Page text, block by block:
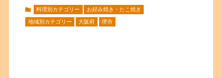
料理別カテゴリー お好み焼き・たこ焼き
地域別カテゴリー 大阪府 堺市